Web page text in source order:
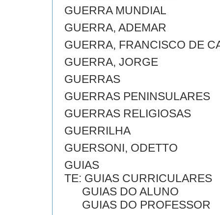
GUERRA MUNDIAL
GUERRA, ADEMAR
GUERRA, FRANCISCO DE
GUERRA, JORGE
GUERRAS
GUERRAS PENINSULARES
GUERRAS RELIGIOSAS
GUERRILHA
GUERSONI, ODETTO
GUIAS
TE: GUIAS CURRICULARES
GUIAS DO ALUNO
GUIAS DO PROFESSOR